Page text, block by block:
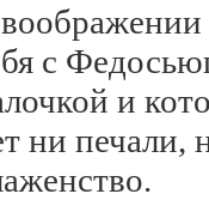
с
и
ни печали,